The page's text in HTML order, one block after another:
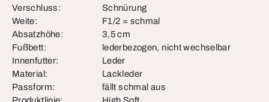
Verschluss:
Schnürung
Weite:
F1/2 = schmal
Absatzhöhe:
3,5 cm
Fußbett:
lederbezogen, nicht wechselbar
Innenfutter:
Leder
Material:
Lackleder
Passform:
fällt schmal aus